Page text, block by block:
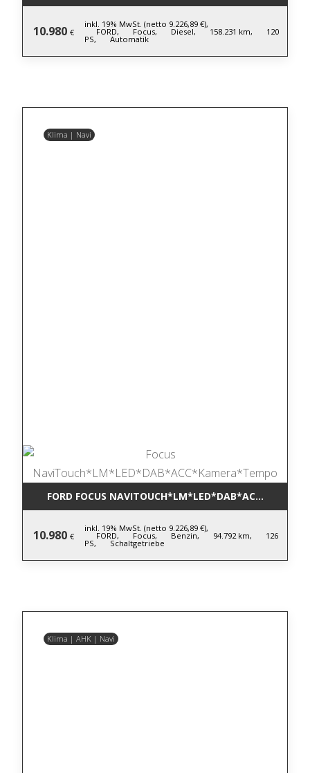
10.980 €
inkl. 19% MwSt. (netto 9.226,89 €),
FORD, Focus, Diesel, 158.231 km, 120
PS, Automatik
Klima | Navi
FORD FOCUS
10.980 €
inkl. 19% MwSt. (netto 9.226,89 €),
FORD, Focus, Benzin, 94.792 km, 126
PS, Schaltgetriebe
Klima | AHK | Navi